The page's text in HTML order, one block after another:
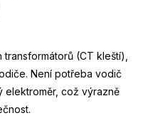
(CT kleští),
Není potřeba vodič
elektroměr, což výrazně